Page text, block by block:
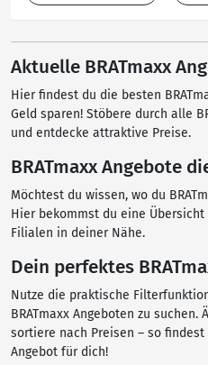
Aktuelle BRATmaxx
Hier findest du die besten
Geld sparen! Stöbere durch alle
und entdecke attraktive Preise.
BRATmaxx Angebote
Möchtest du wissen, wo du
Hier bekommst du eine
Filialen in deiner Nähe.
Dein perfektes
Nutze die praktische
BRATmaxx Angeboten zu
sortiere nach Preisen – so findest
Angebot für dich!